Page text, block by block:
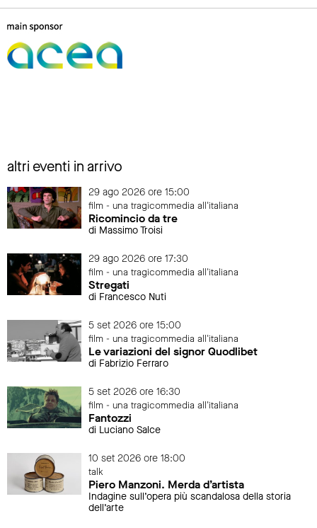
altri eventi in arrivo
29 ago 2026 ore 15:00
film - una tragicommedia all'italiana
Ricomincio da tre
di Massimo Troisi
29 ago 2026 ore 17:30
film - una tragicommedia all'italiana
Stregati
di Francesco Nuti
5 set 2026 ore 15:00
film - una tragicommedia all'italiana
Le variazioni del signor Quodlibet
di Fabrizio Ferraro
5 set 2026 ore 16:30
film - una tragicommedia all'italiana
Fantozzi
di Luciano Salce
10 set 2026 ore 18:00
talk
Piero Manzoni. Merda d’artista
Indagine sull’opera più scandalosa della storia
dell’arte